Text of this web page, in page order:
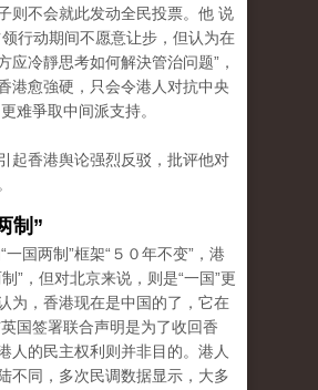
则不会就此发动全民投票。他 说
行动期间不愿意让步，但认为在
应冷靜思考如何解決管治问题”，
港愈強硬，只会令港人对抗中央
难爭取中间派支持。
起香港舆论强烈反驳，批评他对
制”
一国两制”框架“５０年不变”，港
”，但对北京来说，则是“一国”更
为，香港现在是中国的了，它在
国签署联合声明是为了收回香
人的民主权利则并非目的。港人
不同，多次民调数据显示，大多